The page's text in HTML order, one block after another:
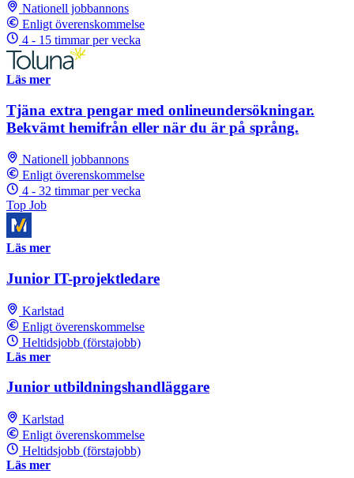
Nationell jobbannons
Enligt överenskommelse
4 - 15 timmar per vecka
Läs mer
Tjäna extra pengar med onlineundersökningar.
Bekvämt hemifrån eller när du är på språng.
Nationell jobbannons
Enligt överenskommelse
4 - 32 timmar per vecka
Top Job
Läs mer
Junior IT-projektledare
Karlstad
Enligt överenskommelse
Heltidsjobb (förstajobb)
Läs mer
Junior utbildningshandläggare
Karlstad
Enligt överenskommelse
Heltidsjobb (förstajobb)
Läs mer